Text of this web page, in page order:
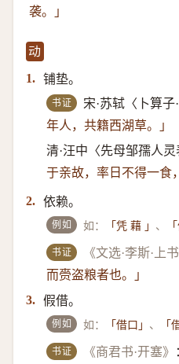
袭。」
动
1. 铺垫。
书证 宋·苏轼〈卜算子
年人，共籍西湖草。」
清·汪中〈先母邹孺人灵
于亲故，率日不得一食
2. 依赖。
例如 如： 「凭 藉 」 、
书证 《文选·李斯·上
而赍盗粮者也。」
3. 假借。
例如 如： 「借口」 、 「
书证 《商君书·开塞》